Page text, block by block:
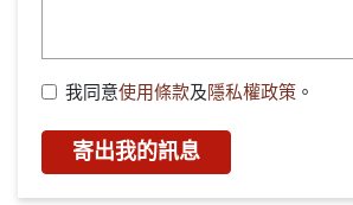
我同意使用條款及隱私權政策 。
寄出我的訊息